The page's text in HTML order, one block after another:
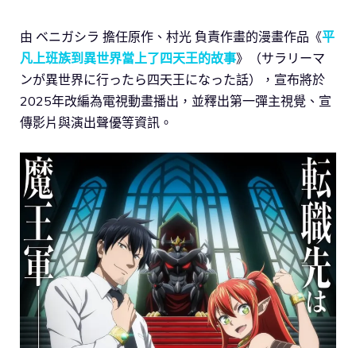
由 ベニガシラ 擔任原作、村光 負責作畫的漫畫作品《平
凡上班族到異世界當上了四天王的故事》（サラリーマ
ンが異世界に行ったら四天王になった話），宣布將於
2025年改編為電視動畫播出，並釋出第一彈主視覺、宣
傳影片與演出聲優等資訊。